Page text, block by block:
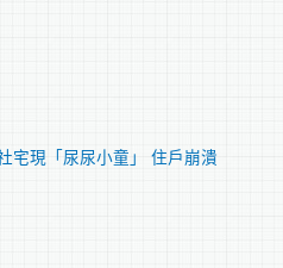
宅現「尿尿小童」 住戶崩潰